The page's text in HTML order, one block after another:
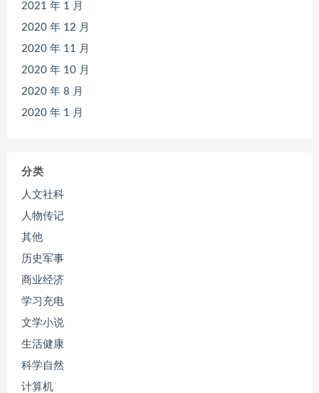
2021 年 1 月
2020 年 12 月
2020 年 11 月
2020 年 10 月
2020 年 8 月
2020 年 1 月
分类
人文社科
人物传记
其他
历史军事
商业经济
学习充电
文学小说
生活健康
科学自然
计算机